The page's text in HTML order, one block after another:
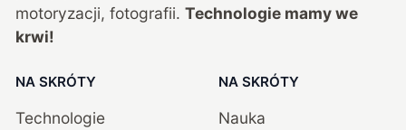
motoryzacji, fotografii. Technologie mamy we
krwi!
NA SKRÓTY
Technologie
NA SKRÓTY
Nauka